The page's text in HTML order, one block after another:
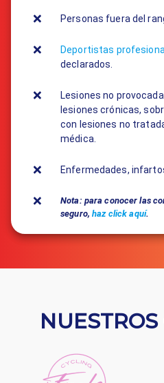
Personas fuera del
Deportistas
declarados.
Lesiones no
lesiones crónicas,
con lesiones no
médica.
Enfermedades,
Nota: para conocer las
seguro,haz click aquí.